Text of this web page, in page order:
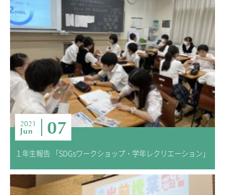
2021
Jun 07
１年生報告 「SDGsワークショップ・学年レクリエーション」